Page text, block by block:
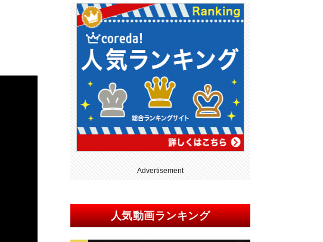
Advertisement
人気動画ランキング